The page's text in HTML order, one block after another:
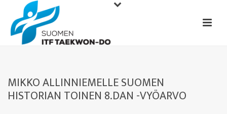
MIKKO ALLINNIEMELLE SUOMEN
HISTORIAN TOINEN 8.DAN -VYÖARVO